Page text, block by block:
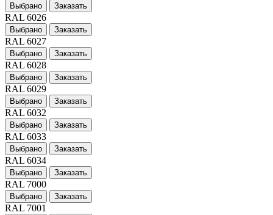
Выбрано Заказать
RAL 6026
Выбрано Заказать
RAL 6027
Выбрано Заказать
RAL 6028
Выбрано Заказать
RAL 6029
Выбрано Заказать
RAL 6032
Выбрано Заказать
RAL 6033
Выбрано Заказать
RAL 6034
Выбрано Заказать
RAL 7000
Выбрано Заказать
RAL 7001